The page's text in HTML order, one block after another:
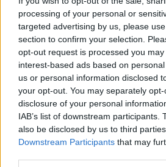
processing of your personal or
targeted advertising by us, please
section to confirm your selection.
opt-out request is processed you
interest-based ads based on
us or personal information disclosed
your opt-out. You may separately
disclosure of your personal
IAB’s list of downstream participants.
also be disclosed by us to third
Downstream Participants that may
Josep Borrell y Cristina Narbona, ahora Europa
Europa, nuestro futuro
PorCristina Narbona
Más artículos de este autor
sábado, 9 de mayo de 2020